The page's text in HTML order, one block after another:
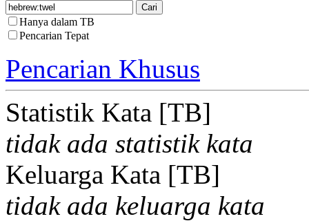
Hanya dalam TB
Pencarian Tepat
Pencarian Khusus
Statistik Kata [TB]
tidak ada statistik kata
Keluarga Kata [TB]
tidak ada keluarga kata